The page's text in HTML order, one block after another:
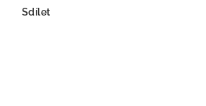
Sdílet